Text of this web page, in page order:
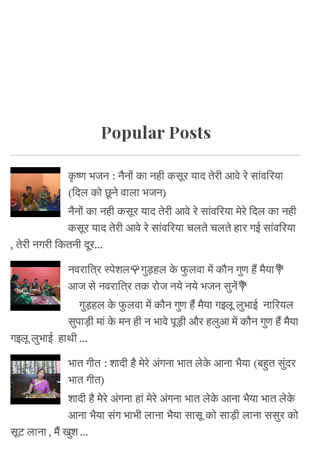
Popular Posts
कृष्ण भजन : नैनों का नही कसूर याद तेरी आवे रे सांवरिया
(दिल को छूने वाला भजन)
नैनों का नही कसूर याद तेरी आवे रे सांवरिया मेरे दिल का नही
कसूर याद तेरी आवे रे सांवरिया चलते चलते हार गई सांवरिया
, तेरी नगरी कितनी दूर...
नवरात्रि स्पेशल🌹गुड़हल के फुलवा में कौन गुण हैं मैया💐
आज से नवरात्रि तक रोज नये नये भजन सुनें💐
गुड़हल के फुलवा में कौन गुण हैं मैया गइलू लुभाई नारियल
सुपाड़ी मां के मन ही न भावे पूड़ी और हलुआ में कौन गुण हैं मैया
गइलू लुभाई हाथी ...
भात गीत : शादी है मेरे अंगना भात लेके आना भैया (बहुत सुंदर
भात गीत)
शादी है मेरे अंगना हां मेरे अंगना भात लेके आना भैया भात लेके
आना भैया संग भाभी लाना भैया सासू को साड़ी लाना ससुर को
सूट लाना , मैं खुश ...